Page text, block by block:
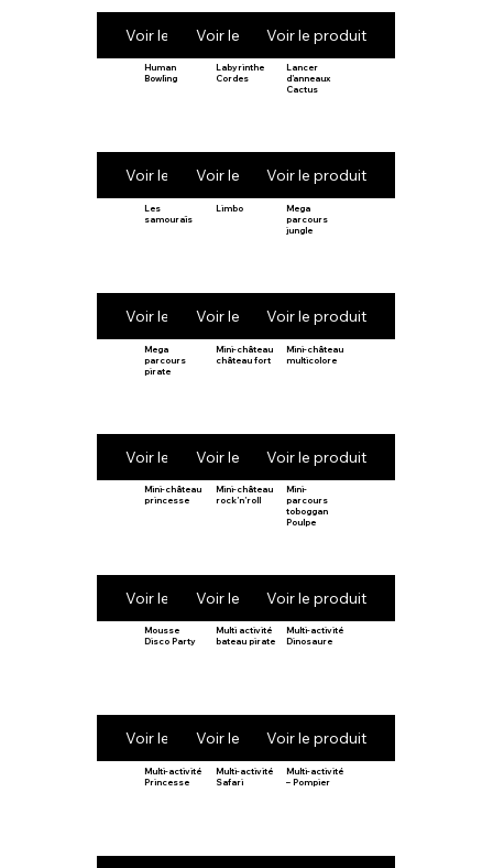
Voir le produitVoir le produitVoir le produit
Human
Bowling
Voir le produit
Labyrinthe
Cordes
Voir le produit
Lancer
d’anneaux
Cactus
Voir le produit
Les
samouraïs
Voir le produit
Limbo
Voir le produit
Mega
parcours
jungle
Voir le produit
Mega
parcours
pirate
Voir le produit
Mini-château
château fort
Voir le produit
Mini-château
multicolore
Voir le produit
Mini-château
princesse
Voir le produit
Mini-château
rock’n’roll
Voir le produit
Mini-
parcours
toboggan
Poulpe
Voir le produit
Mousse
Disco Party
Voir le produit
Multi activité
bateau pirate
Voir le produit
Multi-activité
Dinosaure
Voir le produit
Multi-activité
Princesse
Multi-activité
Safari
Multi-activité
– Pompier